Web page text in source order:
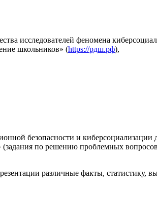
исследователей феномена
школьников» (https://рдш.рф),
безопасности и киберсоциализации
по решению проблемных
различные факты, статистику,